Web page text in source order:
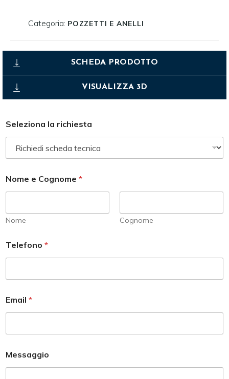
Categoria: POZZETTI E ANELLI
SCHEDA PRODOTTO
VISUALIZZA 3D
Seleziona la richiesta
Nome e Cognome *
Nome Cognome
o
g
o
e
S
e
e
i
Telefono *
Email *
Messaggio